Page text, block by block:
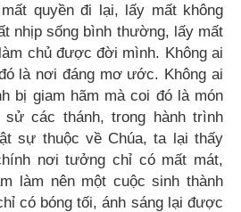
quyền đi lại, lấy mất không
nhịp sống bình thường, lấy mất
chủ được đời mình. Không ai
là nơi đáng mơ ước. Không ai
bị giam hãm mà coi đó là món
các thánh, trong hành trình
sự thuộc về Chúa, ta lại thấy
nơi tưởng chỉ có mất mát,
làm nên một cuộc sinh thành
có bóng tối, ánh sáng lại được